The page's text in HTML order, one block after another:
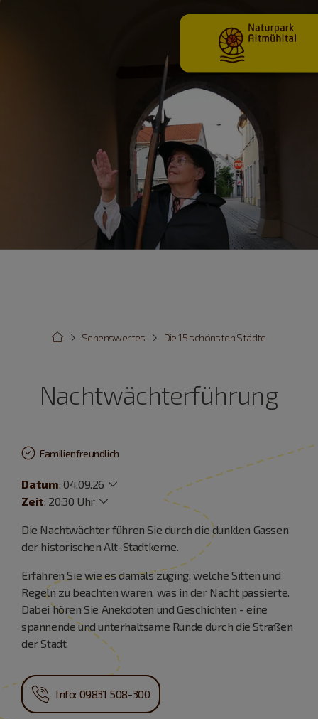
Die 15 schönsten Städte
Sehenswertes
Nachtwächterführung
Familienfreundlich
Datum:04.09.26
Zeit: 20:30 Uhr
Die Nachtwächter führen Sie durch die dunklen Gassen
der historischen Alt-Stadtkerne.
Erfahren Sie wie es damals zuging, welche Sitten und
Regeln zu beachten waren, was in der Nacht passierte.
Dabei hören Sie Anekdoten und Geschichten - eine
spannende und unterhaltsame Runde durch die Straßen
der Stadt.
Info: 09831 508-300